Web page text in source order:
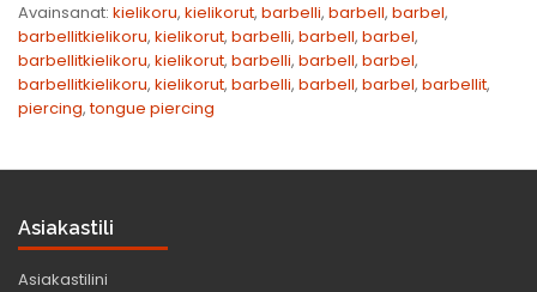
Avainsanat: kielikoru, kielikorut, barbelli, barbell, barbel,
barbellitkielikoru, kielikorut, barbelli, barbell, barbel,
barbellitkielikoru, kielikorut, barbelli, barbell, barbel,
barbellitkielikoru, kielikorut, barbelli, barbell, barbel, barbellit,
piercing,tongue piercing
Asiakastili
Asiakastilini